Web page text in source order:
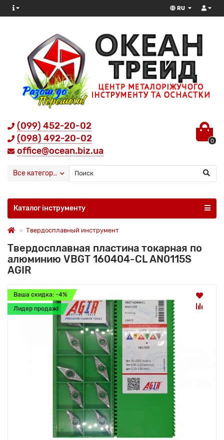
RU
(099) 452-20-02
(098) 492-20-02
office@ocean.biz.ua
0
Все категории
Каталог інструменту
Твердосплавный инструмент
Твердосплавная пластина токарная по
алюминию VBGT 160404-CL AN0115S
AGIR
Ваша скидка: -4%
Лидер продаж!